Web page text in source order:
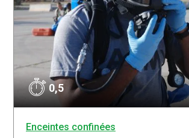
0,5
Enceintes confinées